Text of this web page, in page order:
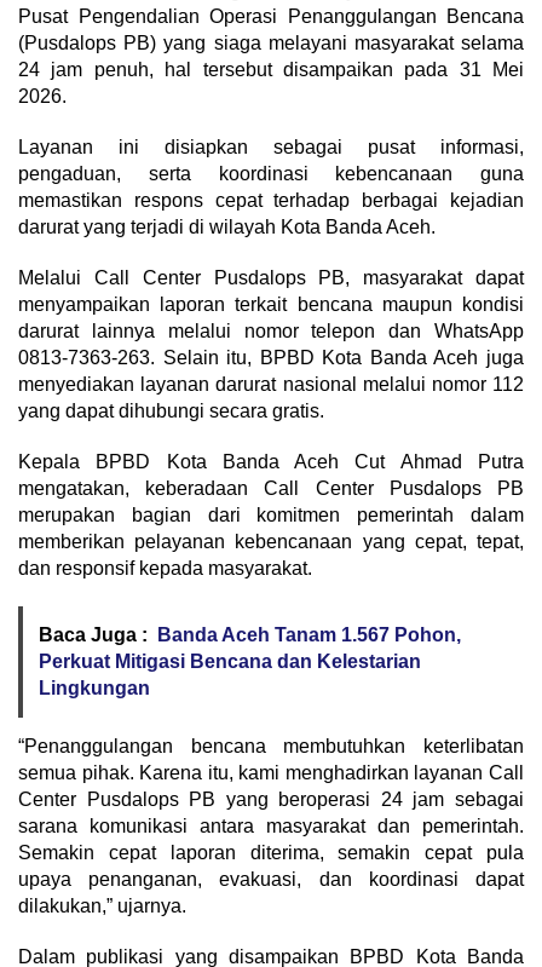
Pusat Pengendalian Operasi Penanggulangan Bencana
(Pusdalops PB) yang siaga melayani masyarakat selama
24 jam penuh, hal tersebut disampaikan pada 31 Mei
2026.
Layanan ini disiapkan sebagai pusat informasi,
pengaduan, serta koordinasi kebencanaan guna
memastikan respons cepat terhadap berbagai kejadian
darurat yang terjadi di wilayah Kota Banda Aceh.
Melalui Call Center Pusdalops PB, masyarakat dapat
menyampaikan laporan terkait bencana maupun kondisi
darurat lainnya melalui nomor telepon dan WhatsApp
0813-7363-263. Selain itu, BPBD Kota Banda Aceh juga
menyediakan layanan darurat nasional melalui nomor 112
yang dapat dihubungi secara gratis.
Kepala BPBD Kota Banda Aceh Cut Ahmad Putra
mengatakan, keberadaan Call Center Pusdalops PB
merupakan bagian dari komitmen pemerintah dalam
memberikan pelayanan kebencanaan yang cepat, tepat,
dan responsif kepada masyarakat.
Baca Juga :
Banda Aceh Tanam 1.567 Pohon,
Perkuat Mitigasi Bencana dan Kelestarian
Lingkungan
“Penanggulangan bencana membutuhkan keterlibatan
semua pihak. Karena itu, kami menghadirkan layanan Call
Center Pusdalops PB yang beroperasi 24 jam sebagai
sarana komunikasi antara masyarakat dan pemerintah.
Semakin cepat laporan diterima, semakin cepat pula
upaya penanganan, evakuasi, dan koordinasi dapat
dilakukan,” ujarnya.
Dalam publikasi yang disampaikan BPBD Kota Banda